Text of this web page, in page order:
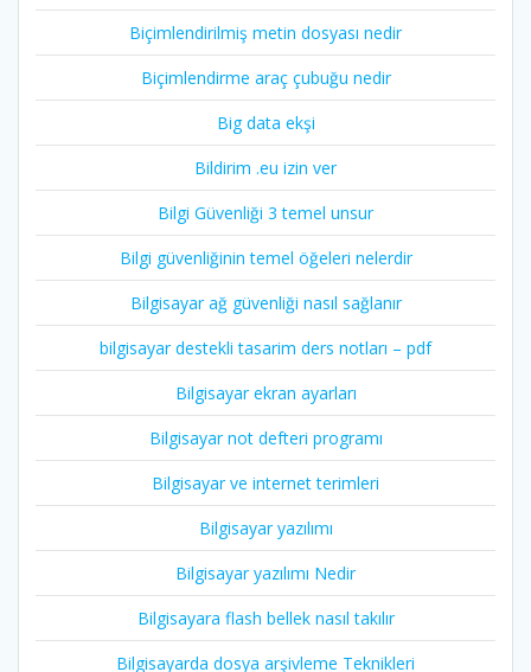
Biçimlendirilmiş metin dosyası nedir
Biçimlendirme araç çubuğu nedir
Big data ekşi
Bildirim .eu izin ver
Bilgi Güvenliği 3 temel unsur
Bilgi güvenliğinin temel öğeleri nelerdir
Bilgisayar ağ güvenliği nasıl sağlanır
bilgisayar destekli tasarim ders notları – pdf
Bilgisayar ekran ayarları
Bilgisayar not defteri programı
Bilgisayar ve internet terimleri
Bilgisayar yazılımı
Bilgisayar yazılımı Nedir
Bilgisayara flash bellek nasıl takılır
Bilgisayarda dosya arşivleme Teknikleri